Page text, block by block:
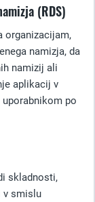
(RDS)
organizacijam,
namizja, da
namizij ali
aplikacij v
po
skladnosti,
v smislu